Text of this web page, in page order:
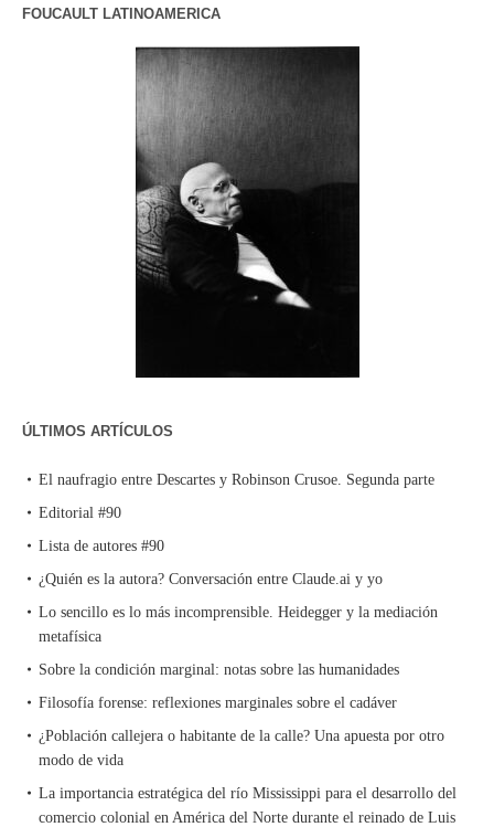
FOUCAULT LATINOAMERICA
ÚLTIMOS ARTÍCULOS
El naufragio entre Descartes y Robinson Crusoe. Segunda parte
Editorial #90
Lista de autores #90
¿Quién es la autora? Conversación entre Claude.ai y yo
Lo sencillo es lo más incomprensible. Heidegger y la mediación
metafísica
Sobre la condición marginal: notas sobre las humanidades
Filosofía forense: reflexiones marginales sobre el cadáver
¿Población callejera o habitante de la calle? Una apuesta por otro
modo de vida
La importancia estratégica del río Mississippi para el desarrollo del
comercio colonial en América del Norte durante el reinado de Luis